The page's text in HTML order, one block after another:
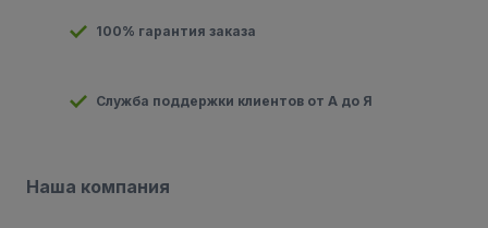
100% гарантия заказа
Служба поддержки клиентов от А до Я
Наша компания